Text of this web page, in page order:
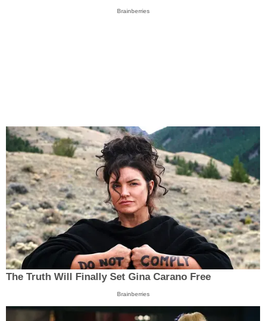
Brainberries
The Truth Will Finally Set Gina Carano Free
Brainberries